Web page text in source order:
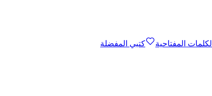
الكلمات المفتاحية
كتبي المفضلة